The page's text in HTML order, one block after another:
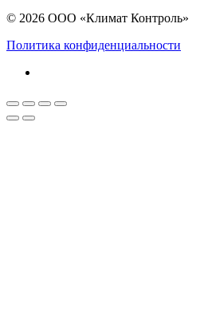
© 2026 ООО «Климат Контроль»
Политика конфиденциальности